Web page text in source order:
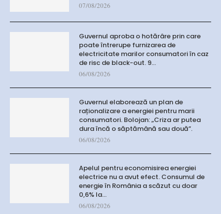
07/08/2026
Guvernul aproba o hotărâre prin care
poate întrerupe furnizarea de
electricitate marilor consumatori în caz
de risc de black-out. 9…
06/08/2026
Guvernul elaborează un plan de
raționalizare a energiei pentru marii
consumatori. Bolojan: „Criza ar putea
dura încă o săptămână sau două”.
06/08/2026
Apelul pentru economisirea energiei
electrice nu a avut efect. Consumul de
energie în România a scăzut cu doar
0,6% la…
06/08/2026